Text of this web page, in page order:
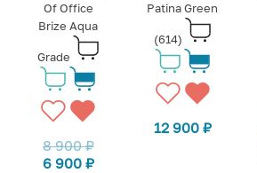
Of Office
Brize Aqua
Grade
8 900₽
6 900 ₽
Patina Green
(614)
12 900 ₽